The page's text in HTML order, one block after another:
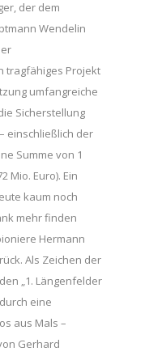
der dem
Wendelin
tragfähiges Projekt
umfangreiche
Sicherstellung
einschließlich der
Summe von 1
Mio. Euro). Ein
kaum noch
mehr finden
Hermann
Als Zeichen der
„1. Längenfelder
eine
aus Mals –
Gerhard